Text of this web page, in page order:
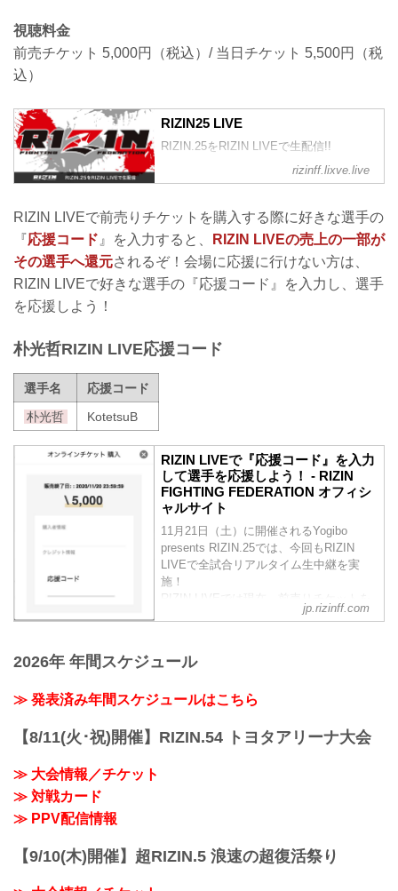
視聴料金
前売チケット 5,000円（税込）/ 当日チケット 5,500円（税
込）
RIZIN25 LIVE
RIZIN.25をRIZIN LIVEで生配信!!
rizinff.lixve.live
RIZIN LIVEで前売りチケットを購入する際に好きな選手の
『 応援コード』を入力すると、
RIZIN LIVEの売上の一部が
その選手へ還元されるぞ！会場に応援に行けない方は、
RIZIN LIVEで好きな選手の『応援コード』を入力し、選手
を応援しよう！
朴光哲RIZIN LIVE応援コード
選手名
応援コード
朴光哲
KotetsuB
RIZIN LIVEで『応援コード』を入力
して選手を応援しよう！ - RIZIN
FIGHTING FEDERATION オフィシ
ャルサイト
11月21日（土）に開催されるYogibo
presents RIZIN.25では、今回もRIZIN
LIVEで全試合リアルタイム生中継を実
施！
RIZIN LIVEでは現在、前売りチケットを
発売中！RIZIN LIVEで前売りチケットを
一部がその選手へ還元されるぞ！
で好きな選手の『応援コード』を入力
『応援コード』とは？
jp.rizinff.com
2026年 年間スケジュール
≫ 発表済み年間スケジュールはこちら
【8/11(火･祝)開催】RIZIN.54 トヨタアリーナ大会
≫ 大会情報／チケット
≫ 対戦カード
≫ PPV配信情報
【9/10(木)開催】超RIZIN.5 浪速の超復活祭り